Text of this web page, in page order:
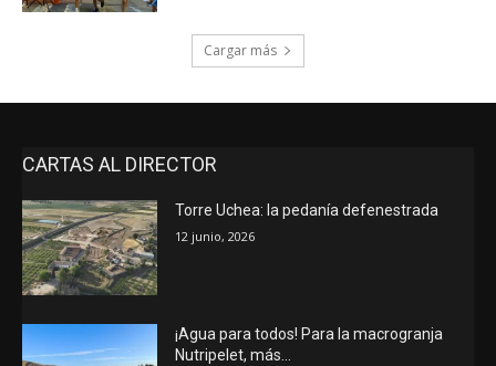
Cargar más
CARTAS AL DIRECTOR
Torre Uchea: la pedanía defenestrada
12 junio, 2026
¡Agua para todos! Para la macrogranja
Nutripelet, más…